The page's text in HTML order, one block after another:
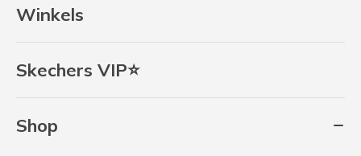
Winkels
Skechers VIP⭐
Shop